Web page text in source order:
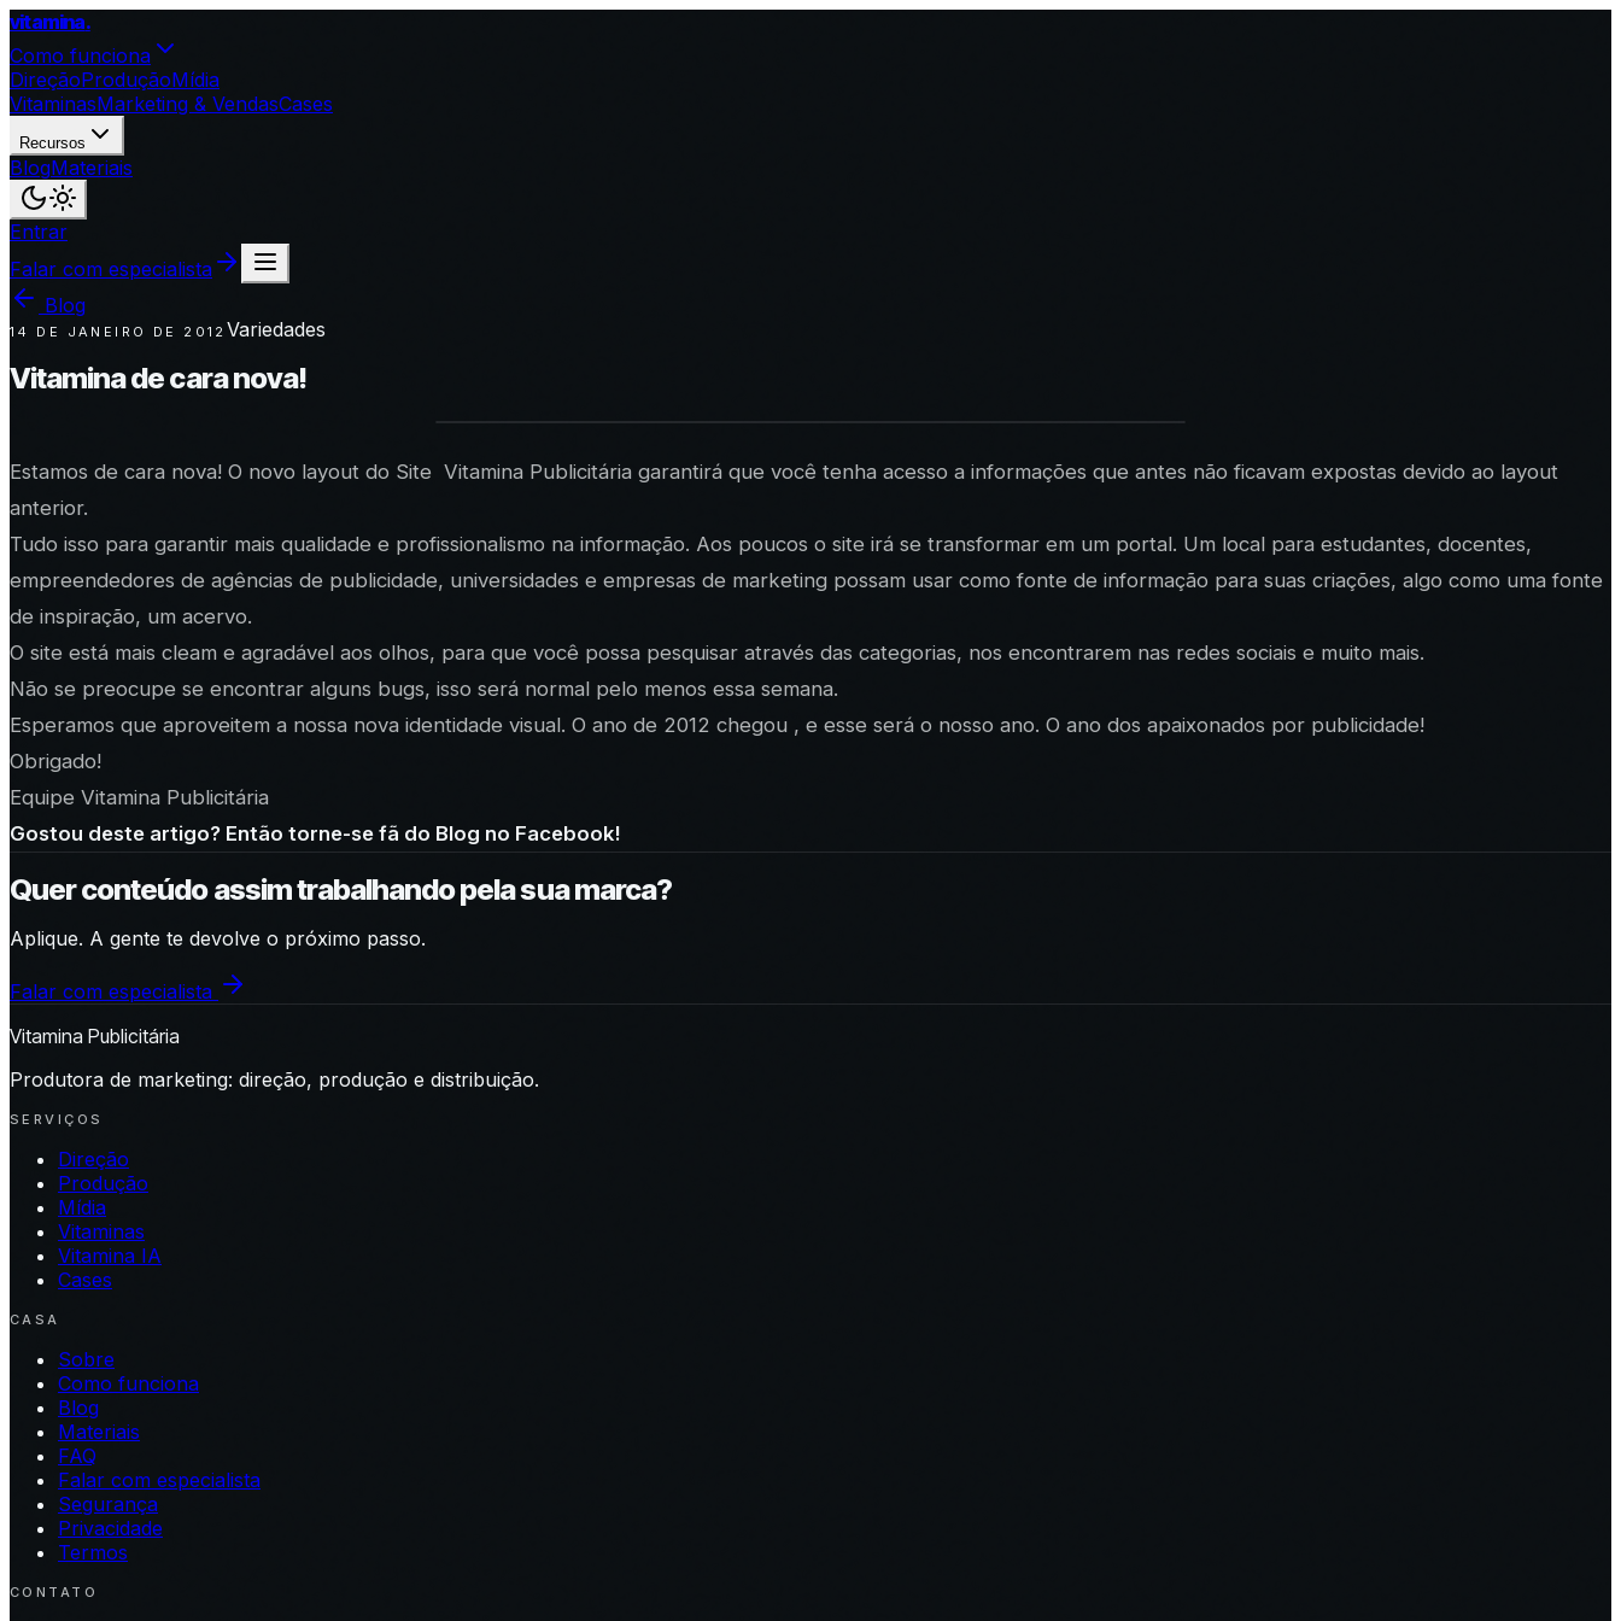
vitamina.
Como funciona
DireçãoProduçãoMídia
VitaminasMarketing & VendasCases
Recursos
BlogMateriais
Entrar
Falar com especialista
Blog
14 DE JANEIRO DE 2012 Variedades
Vitamina de cara nova!
Estamos de cara nova! O novo layout do Site Vitamina Publicitária garantirá que você tenha acesso a informações que antes não ficavam expostas devido ao layout
anterior.
Tudo isso para garantir mais qualidade e profissionalismo na informação. Aos poucos o site irá se transformar em um portal. Um local para estudantes, docentes,
empreendedores de agências de publicidade, universidades e empresas de marketing possam usar como fonte de informação para suas criações, algo como uma fonte
de inspiração, um acervo.
O site está mais cleam e agradável aos olhos, para que você possa pesquisar através das categorias, nos encontrarem nas redes sociais e muito mais.
Não se preocupe se encontrar alguns bugs, isso será normal pelo menos essa semana.
Esperamos que aproveitem a nossa nova identidade visual. O ano de 2012 chegou , e esse será o nosso ano. O ano dos apaixonados por publicidade!
Obrigado!
Equipe Vitamina Publicitária
Gostou deste artigo? Então torne-se fã do Blog no Facebook!
Quer conteúdo assim trabalhando pela sua marca?
Aplique. A gente te devolve o próximo passo.
Falar com especialista
Vitamina Publicitária
Produtora de marketing: direção, produção e distribuição.
SERVIÇOS
Direção
Produção
Mídia
Vitaminas
Vitamina IA
Cases
CASA
Sobre
Como funciona
Blog
Materiais
FAQ
Falar com especialista
Segurança
Privacidade
Termos
CONTATO